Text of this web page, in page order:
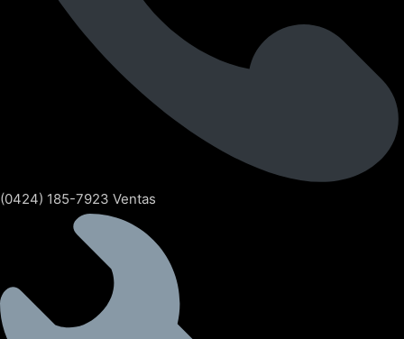
(0424) 185-7923 Ventas